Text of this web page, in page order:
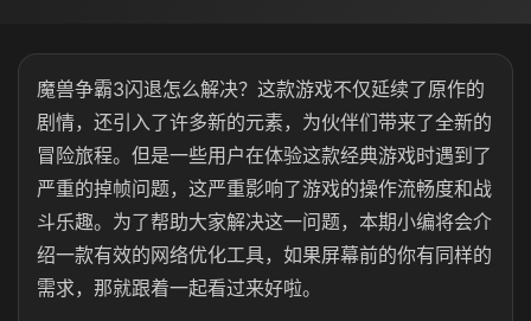
魔兽争霸3闪退怎么解决？这款游戏不仅延续了原作的
剧情，还引入了许多新的元素，为伙伴们带来了全新的
冒险旅程。但是一些用户在体验这款经典游戏时遇到了
严重的掉帧问题，这严重影响了游戏的操作流畅度和战
斗乐趣。为了帮助大家解决这一问题，本期小编将会介
绍一款有效的网络优化工具，如果屏幕前的你有同样的
需求，那就跟着一起看过来好啦。